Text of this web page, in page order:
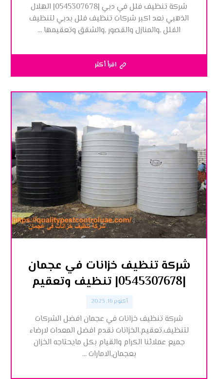
شركة تنظيف فلل في دبي |0545307678| الهلال
الذهبي نعد اكبر شركات تنظيف فلل بدبي لتنظيف
الفلل ,والمنازل والقصور ,والشقق وتعقيمها ...
اقرأ أكثر
شركة تنظيف خزانات في عجمان
|0545307678| تنظيف وتعقيم
أكتوبر 16, 2023
شركة تنظيف خزانات في عجمان افضل الشركات
لتنظيف,تعقيم,الخزانات نقدم افضل المعدات لارضاء
جميع عملائنا الكرام والقيام بكل مايحتاجه الخزان
بعجمان,الامارات ...